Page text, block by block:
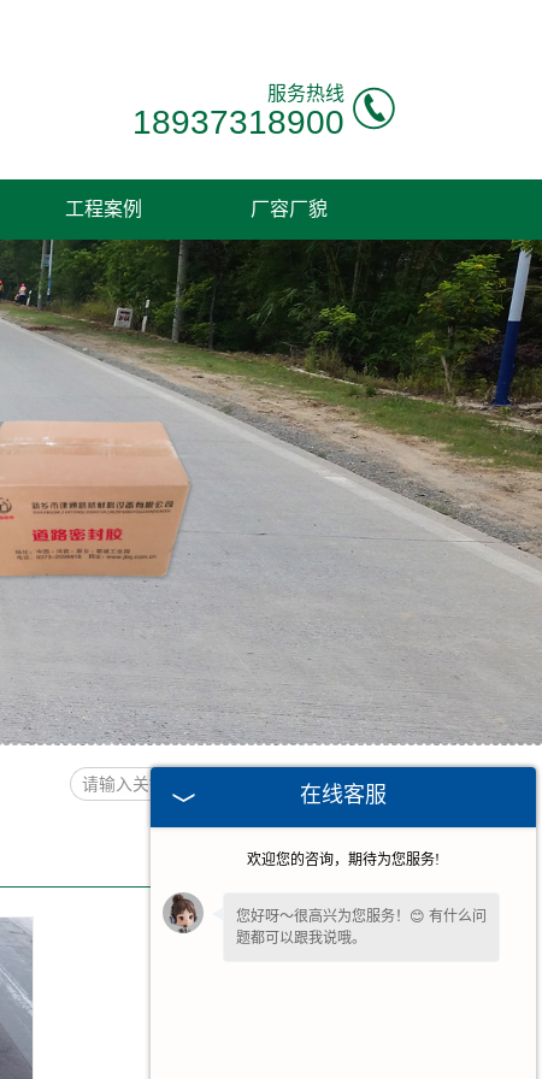
服务热线
18937318900
工程案例 厂容厂貌
在线客服
欢迎您的咨询，期待为您服务!
您好呀～很高兴为您服务！😊 有什么问
题都可以跟我说哦。